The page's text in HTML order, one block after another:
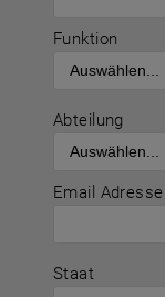
Funktion
Abteilung
Email Adresse
Staat